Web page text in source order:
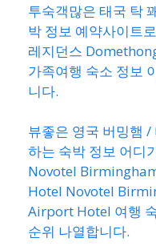
투숙객많은 태국 탁
박 정보 예약사이트
레지던스
가족여행 숙소 정보
니다.
뷰좋은 영국 버밍햄 /
하는 숙박 정보 어디
Novotel
Hotel Novotel
Airport Hotel 여행
순위 나열합니다.